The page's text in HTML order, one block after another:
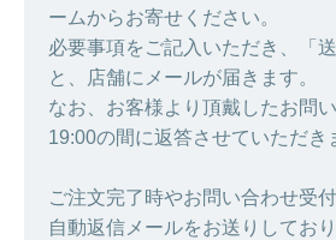
ームからお寄せください。
必要事項をご記入いただき、「
と、店舗にメールが届きます。
なお、お客様より頂戴したお問
19:00の間に返答させていただき
ご注文完了時やお問い合わせ受
自動返信メールをお送りしてお